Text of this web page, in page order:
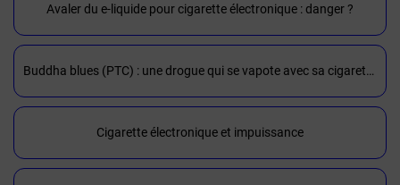
Avaler du e-liquide pour cigarette électronique : danger ?
Buddha blues (PTC) : une drogue qui se vapote avec sa cigarette
electronique
Cigarette électronique et impuissance